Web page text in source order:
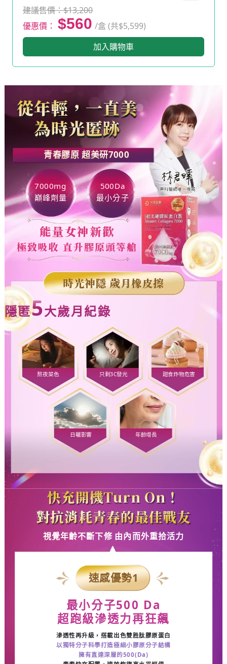
建議售價：$13,200
優惠價： $560 /盒 (共$5,599)
加入購物車
從年輕，一直美
為時光匿跡
青春膠原 超美研7000
7000mg
巔峰劑量
500Da
最小分子
能量女神新歡
極致吸收 直升膠原頭等艙
時光神隱 歲月橡皮擦
隱匿5大歲月紀錄
熬夜菜色 只剩3C發光 甜食炸物危害
日曬影響 年齡增長
快充開機Turn On！
對抗消耗青春的最佳戰友
視覺年齡不斷下修 由內而外重拾活力
速感優勢1
最小分子500 Da
超跑級滲透力再狂飆
滲透性再升級，搭載出色雙胜肽膠原蛋白
以獨特分子科學打造極細小膠原分子結構
擁有直達深層的500(Da)